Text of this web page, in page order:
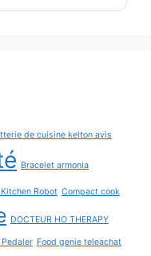
de cuisine kelton avis
Bracelet armonia
Robot Compact cook
DOCTEUR HO THERAPY
Food genie teleachat